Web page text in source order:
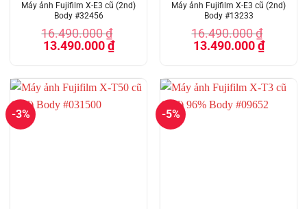
Máy ảnh Fujifilm X-E3 cũ (2nd)
Body #32456
16.490.000₫
Giá
gốc
13.490.000₫Giá
hiện
13.490.000 ₫.
Máy ảnh Fujifilm X-E3 cũ (2nd)
Body #13233
16.490.000₫
Giá
gốc
13.490.000₫Giá
hiện
-3% -5%